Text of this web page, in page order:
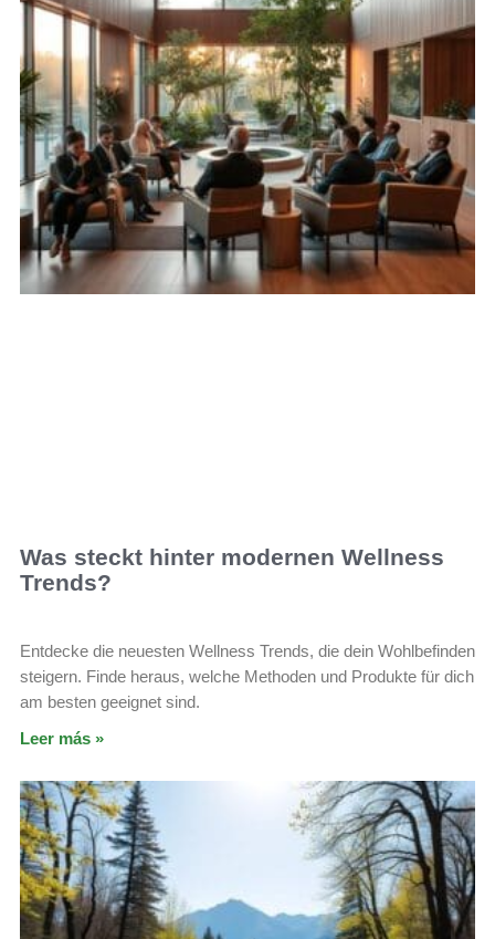
Was steckt hinter modernen Wellness
Trends?
Entdecke die neuesten Wellness Trends, die dein Wohlbefinden
steigern. Finde heraus, welche Methoden und Produkte für dich
am besten geeignet sind.
Leer más »